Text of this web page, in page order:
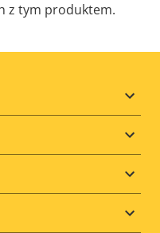
z tym produktem.